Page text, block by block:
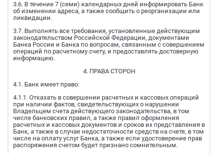
3.6. В течение 7 (семи) календарных дней информировать Банк
об изменении адреса, а также сообщить о реорганизации или
ликвидации.
3.7. Выполнять все требования, установленные действующим
законодательством Российской Федерации, документами
Банка России и Банка по вопросам, связанным с совершением
операций по расчетному счету, и предоставлять достоверную
информацию.
4. ПРАВА СТОРОН
4.1. Банк имеет право:
4.1.1. Отказать в совершении расчетных и кассовых операций
при наличии фактов, свидетельствующих о нарушении
Владельцем счета действующего законодательства, в том
числе банковских правил, а также правил оформления
расчетных и кассовых документов и сроков их представления в
Банк, а также в случае недостаточности средств на счете, в том
числе на оплату услуг Банка, а также если удостоверение прав
распоряжения счетом будет признано сомнительным.